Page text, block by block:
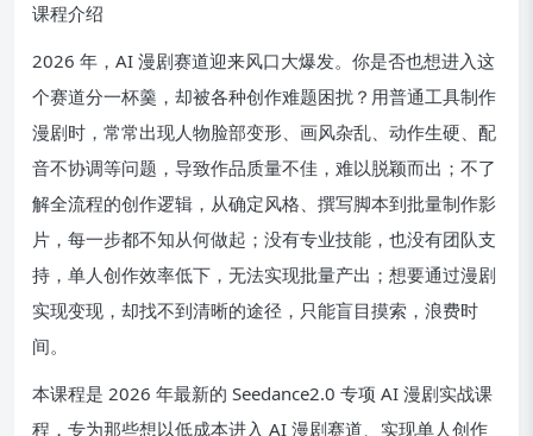
课程介绍
2026 年，AI 漫剧赛道迎来风口大爆发。你是否也想进入这
个赛道分一杯羹，却被各种创作难题困扰？用普通工具制作
漫剧时，常常出现人物脸部变形、画风杂乱、动作生硬、配
音不协调等问题，导致作品质量不佳，难以脱颖而出；不了
解全流程的创作逻辑，从确定风格、撰写脚本到批量制作影
片，每一步都不知从何做起；没有专业技能，也没有团队支
持，单人创作效率低下，无法实现批量产出；想要通过漫剧
实现变现，却找不到清晰的途径，只能盲目摸索，浪费时
间。
本课程是 2026 年最新的 Seedance2.0 专项 AI 漫剧实战课
程，专为那些想以低成本进入 AI 漫剧赛道、实现单人创作